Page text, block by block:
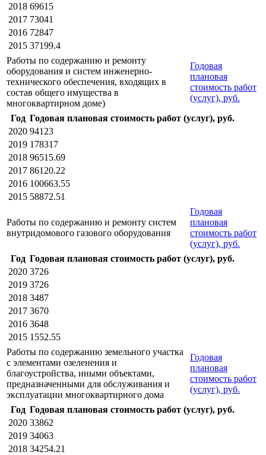
2018 69615
2017 73041
2016 72847
2015 37199.4
Работы по содержанию и ремонту
оборудования и систем инженерно-
технического обеспечения, входящих в
состав общего имущества в
многоквартирном доме)
Годовая
плановая
стоимость работ
(услуг), руб.
Год Годовая плановая стоимость работ (услуг), руб.
2020 94123
2019 178317
2018 96515.69
2017 86120.22
2016 100663.55
2015 58872.51
Работы по содержанию и ремонту систем
внутридомового газового оборудования
Годовая
плановая
стоимость работ
(услуг), руб.
Год Годовая плановая стоимость работ (услуг), руб.
2020 3726
2019 3726
2018 3487
2017 3670
2016 3648
2015 1552.55
Работы по содержанию земельного участка
с элементами озеленения и
благоустройства, иными объектами,
предназначенными для обслуживания и
эксплуатации многоквартирного дома
Годовая
плановая
стоимость работ
(услуг), руб.
Год Годовая плановая стоимость работ (услуг), руб.
2020 33862
2019 34063
2018 34254.21